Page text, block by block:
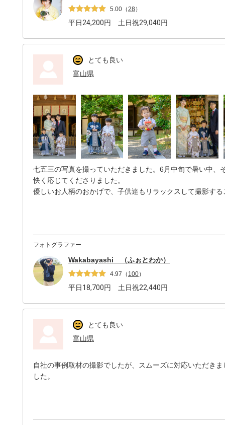
5.00 （28）
平日24,200円 土日祝29,040円
とても良い
富山県
七五三の写真を撮っていただきました。6月中旬で暑い中、
快く応じてくださりました。
優しいお人柄のおかげで、子供達もリラックスして撮影する
スピーディかつ、たくさんの枚数を納品していただきあり
我が家は今後も写真を撮る機会がたくさんあるので、その
ました。この度は本当にありがとうございました。
フォトグラファー
Wakabayashi （ふぉとわか）
4.97 （ 100）
平日18,700円 土日祝22,440円
とても良い
富山県
自社の事例取材の撮影でしたが、スムーズに対応いただき
した。